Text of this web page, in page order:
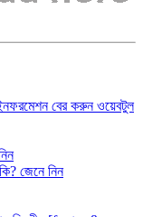
বের করুন ওয়েবটুল
জেনে নিন